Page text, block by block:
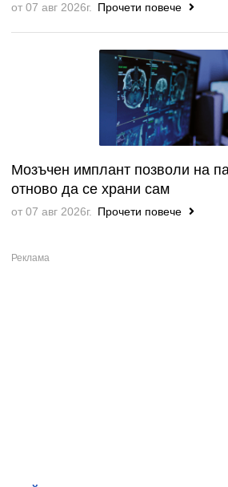
от 07 авг 2026г. Прочети повече
Мозъчен имплант позволи на
отново да се храни сам
от 07 авг 2026г. Прочети повече